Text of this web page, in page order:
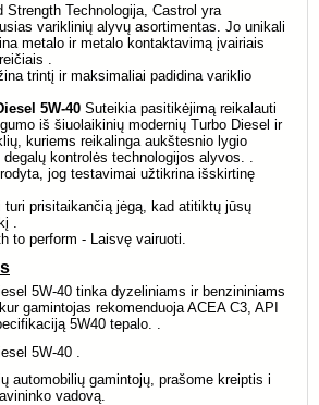
Strength Technologija, Castrol yra
variklinių alyvų asortimentas. Jo unikali
metalo ir metalo kontaktavimą įvairiais
.
trintį ir maksimaliai padidina variklio
5W-40 Suteikia pasitikėjimą reikalauti
iš šiuolaikinių modernių Turbo Diesel ir
kuriems reikalinga aukštesnio lygio
kontrolės technologijos alyvos. .
Įrodyta, jog testavimai užtikrina išskirtinę
turi prisitaikančią jėgą, kad atitiktų jūsų
.
to perform - Laisvę vairuoti.
5W-40 tinka dyzeliniams ir benzininiams
gamintojas rekomenduoja ACEA C3, API
5W40 tepalo. .
5W-40 .
automobilių gamintojų, prašome kreiptis i
vadovą.